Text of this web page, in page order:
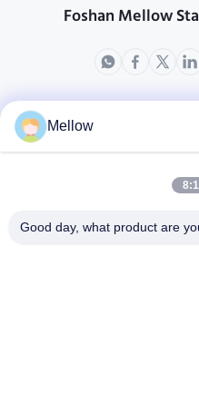
Foshan Mellow
produitsMellow
Good day, what product are